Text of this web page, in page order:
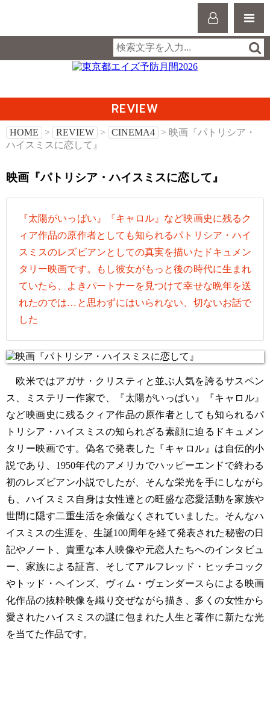
REVIEW
HOME > REVIEW > CINEMA4
> 映画『パトリシア・
ハイスミスに恋して』
映画『パトリシア・ハイスミスに恋して』
『太陽がいっぱい』『キャロル』など映画史に残るク
ィア作品の原作者としても知られるパトリシア・ハイ
スミスのレズビアンとしての真実を描いたドキュメン
タリー映画です。もし彼女がもっと後の時代に生まれ
ていたら、よきパートナーを見つけて幸せな晩年を送
れたのでは…と思わずにはいられない、切ないお話で
した
欧米ではアガサ・クリスティと並ぶ人気を誇るサスペン
ス、ミステリー作家で、『太陽がいっぱい』『キャロル』
など映画史に残るクィア作品の原作者としても知られるパ
トリシア・ハイスミスの知られざる素顔に迫るドキュメン
タリー映画です。偽名で発表した『キャロル』は自伝的小
説であり、1950年代のアメリカでハッピーエンドで終わる
初のレズビアン小説でしたが、そんな栄光を手にしながら
も、ハイスミス自身は女性達との旺盛な恋愛活動を家族や
世間に隠す二重生活を余儀なくされていました。そんなハ
イスミスの生涯を、生誕100周年を経て発表された秘密の日
記やノート、貴重な本人映像や元恋人たちへのインタビュ
ー、家族による証言、そしてアルフレッド・ヒッチコック
やトッド・ヘインズ、ヴィム・ヴェンダースらによる映画
化作品の抜粋映像を織り交ぜながら描き、多くの女性から
愛されたハイスミスの謎に包まれた人生と著作に新たな光
を当てた作品です。